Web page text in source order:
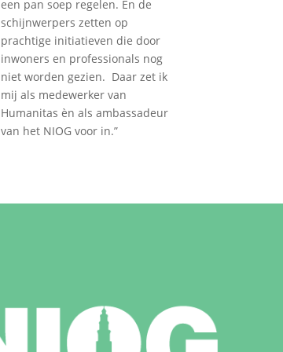
een pan soep regelen. En de
schijnwerpers zetten op
prachtige initiatieven die door
inwoners en professionals nog
niet worden gezien. Daar zet ik
mij als medewerker van
Humanitas èn als ambassadeur
van het NIOG voor in.”